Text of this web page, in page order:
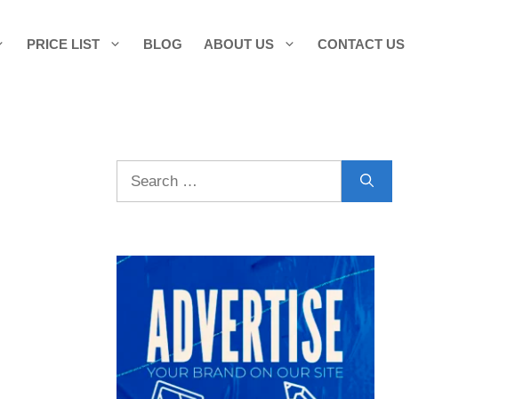
PRICE LIST BLOG ABOUT US CONTACT US